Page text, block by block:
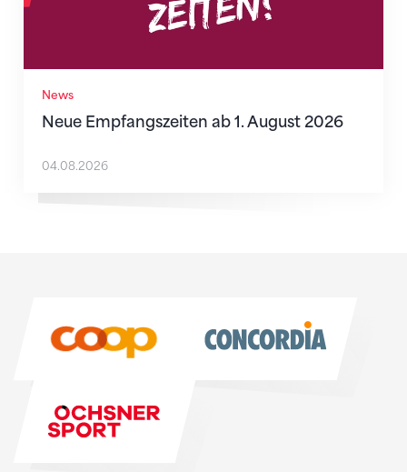
News
Neue Empfangszeiten ab 1. August 2026
04.08.2026